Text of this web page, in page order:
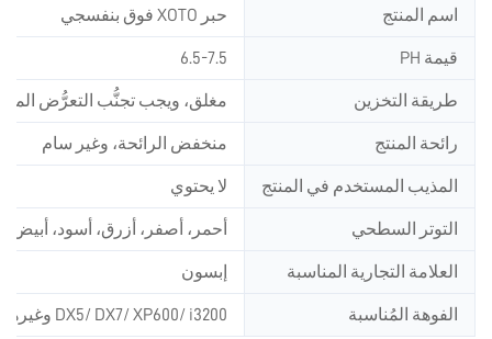
اسم المنتج حبر XOTO فوق بنفسجي
قيمة PH 6.5-7.5
طريقة التخزين مغلق، ويجب تجنُّب التعرُّض
رائحة المنتج منخفض الرائحة، وغير سام
المذيب المستخدم في المنتج لا يحتوي
التوتر السطحي أحمر، أصفر، أزرق، أسود، أبيض،
العلامة التجارية المناسبة إبسون
الفوهة المُناسبة DX5/ DX7/ XP600/ i3200 وغيرها من الفوهات